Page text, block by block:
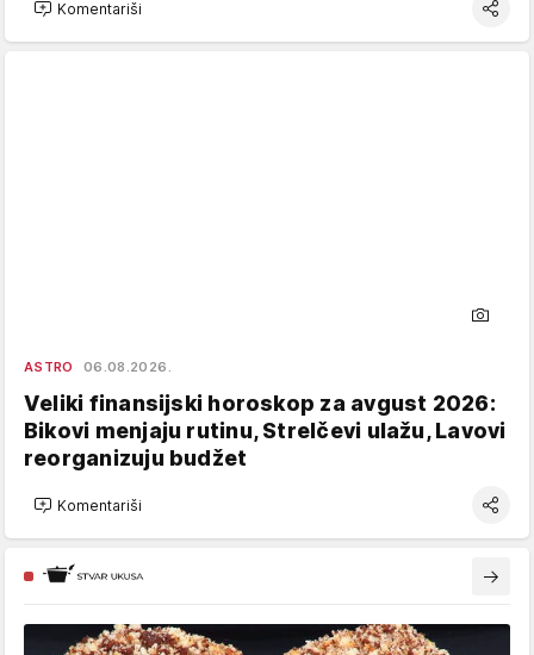
Komentariši
ASTRO 06.08.2026.
Veliki finansijski horoskop za avgust 2026:
Bikovi menjaju rutinu, Strelčevi ulažu, Lavovi
reorganizuju budžet
Komentariši